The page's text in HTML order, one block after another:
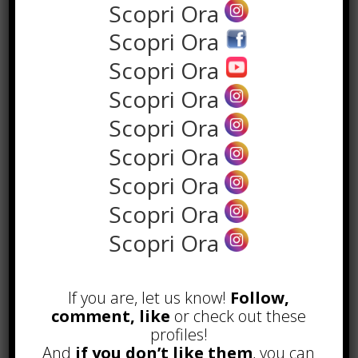
POPOLARI
Novembre 22nd, 2016
Comprare visite YouTube: i 5
vantaggi TOP!
Scopri Ora
Scopri Ora
Scopri Ora
Scopri Ora
Scopri Ora
Scopri Ora
Scopri Ora
Scopri Ora
Scopri Ora
If you are, let us know! Follow,
comment, like or check out these
profiles!
And if you don’t like them, you can